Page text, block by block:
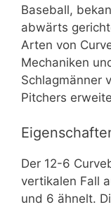
Baseball,
abwärts
Arten von
Mechaniken
Schlagmänner
Pitchers
Der 12-6
vertikalen Fall
und 6 ähnelt.